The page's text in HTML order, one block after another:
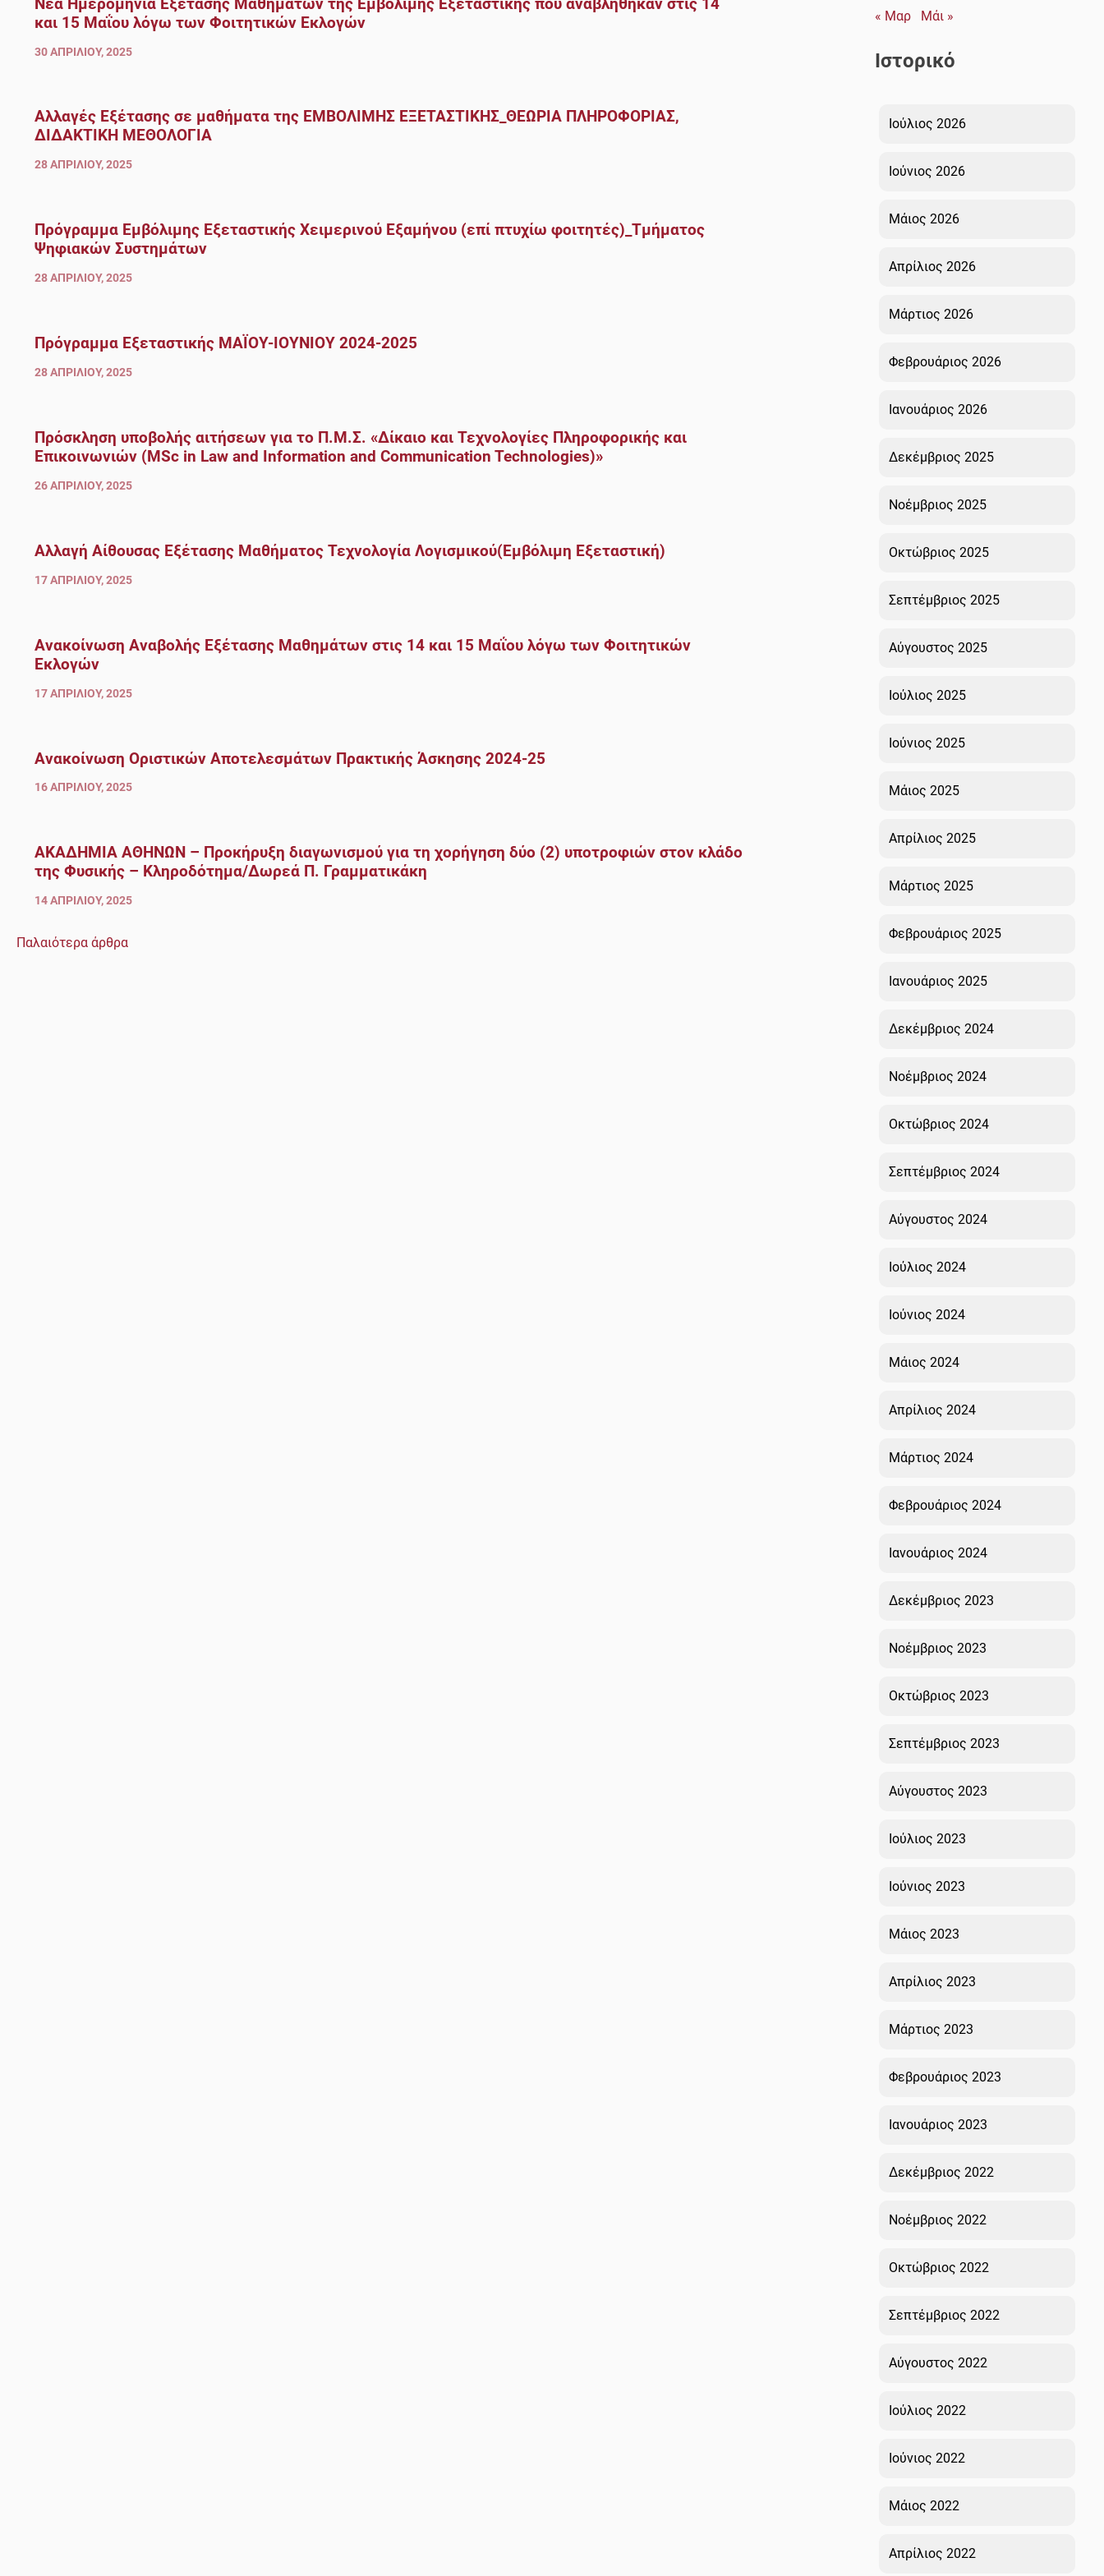
και 15 Μαΐου λόγω των Φοιτητικών Εκλογών
30 ΑΠΡΙΛΊΟΥ, 2025
Αλλαγές Εξέτασης σε μαθήματα της ΕΜΒΟΛΙΜΗΣ ΕΞΕΤΑΣΤΙΚΗΣ_ΘΕΩΡΙΑ ΠΛΗΡΟΦΟΡΙΑΣ,
ΔΙΔΑΚΤΙΚΗ ΜΕΘΟΛΟΓΙΑ
28 ΑΠΡΙΛΊΟΥ, 2025
Πρόγραμμα Εμβόλιμης Εξεταστικής Χειμερινού Εξαμήνου (επί πτυχίω φοιτητές)_Τμήματος
Ψηφιακών Συστημάτων
28 ΑΠΡΙΛΊΟΥ, 2025
Πρόγραμμα Εξεταστικής ΜΑΪΟΥ-ΙΟΥΝΙΟΥ 2024-2025
28 ΑΠΡΙΛΊΟΥ, 2025
Πρόσκληση υποβολής αιτήσεων για το Π.Μ.Σ. «Δίκαιο και Τεχνολογίες Πληροφορικής και
Επικοινωνιών (MSc in Law and Information and Communication Technologies)»
26 ΑΠΡΙΛΊΟΥ, 2025
Αλλαγή Αίθουσας Εξέτασης Μαθήματος Τεχνολογία Λογισμικού(Εμβόλιμη Εξεταστική)
17 ΑΠΡΙΛΊΟΥ, 2025
Ανακοίνωση Αναβολής Εξέτασης Μαθημάτων στις 14 και 15 Μαΐου λόγω των Φοιτητικών
Εκλογών
17 ΑΠΡΙΛΊΟΥ, 2025
Ανακοίνωση Οριστικών Αποτελεσμάτων Πρακτικής Άσκησης 2024-25
16 ΑΠΡΙΛΊΟΥ, 2025
ΑΚΑΔΗΜΙΑ ΑΘΗΝΩΝ – Προκήρυξη διαγωνισμού για τη χορήγηση δύο (2) υποτροφιών στον κλάδο
της Φυσικής – Κληροδότημα/Δωρεά Π. Γραμματικάκη
14 ΑΠΡΙΛΊΟΥ, 2025
Πλοήγηση
Παλαιότερα άρθρα
« Μαρ
Μάι »
Ιστορικό
Ιούλιος 2026
Ιούνιος 2026
Μάιος 2026
Απρίλιος 2026
Μάρτιος 2026
Φεβρουάριος 2026
Ιανουάριος 2026
Δεκέμβριος 2025
Νοέμβριος 2025
Οκτώβριος 2025
Σεπτέμβριος 2025
Αύγουστος 2025
Ιούλιος 2025
Ιούνιος 2025
Μάιος 2025
Απρίλιος 2025
Μάρτιος 2025
Φεβρουάριος 2025
Ιανουάριος 2025
Δεκέμβριος 2024
Νοέμβριος 2024
Οκτώβριος 2024
Σεπτέμβριος 2024
Αύγουστος 2024
Ιούλιος 2024
Ιούνιος 2024
Μάιος 2024
Απρίλιος 2024
Μάρτιος 2024
Φεβρουάριος 2024
Ιανουάριος 2024
Δεκέμβριος 2023
Νοέμβριος 2023
Οκτώβριος 2023
Σεπτέμβριος 2023
Αύγουστος 2023
Ιούλιος 2023
Ιούνιος 2023
Μάιος 2023
Απρίλιος 2023
Μάρτιος 2023
Φεβρουάριος 2023
Ιανουάριος 2023
Δεκέμβριος 2022
Νοέμβριος 2022
Οκτώβριος 2022
Σεπτέμβριος 2022
Αύγουστος 2022
Ιούλιος 2022
Ιούνιος 2022
Μάιος 2022
Απρίλιος 2022